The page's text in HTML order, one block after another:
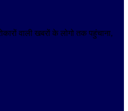
वाली खबरों के लोगो तक पहुंचाना,